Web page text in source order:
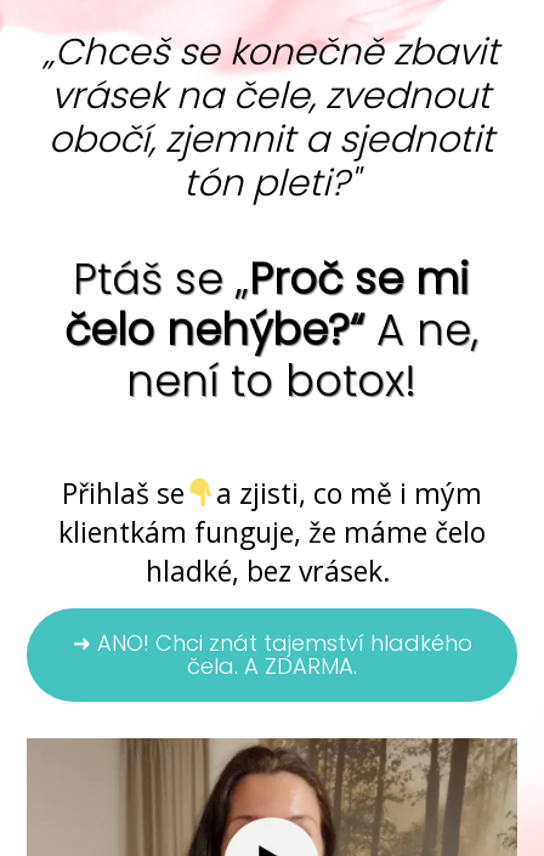
„Chceš se konečně zbavit
vrásek na čele, zvednout
obočí, zjemnit a sjednotit
tón pleti?"
Ptáš se „Proč se mi
čelo nehýbe?“A ne,
není to botox!
Přihlaš se
a zjisti, co mě i mým
klientkám funguje, že máme čelo
hladké, bez vrásek.
➜ ANO! Chci znát tajemství hladkého
čela. A ZDARMA.